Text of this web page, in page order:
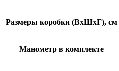
Размеры коробки (ВхШхГ), см
Манометр в комплекте